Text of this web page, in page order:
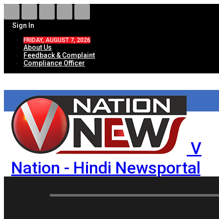
Sign In
FRIDAY, AUGUST 7, 2026
About Us
Feedback & Complaint
Compliance Officer
V
Nation - Hindi Newsportal